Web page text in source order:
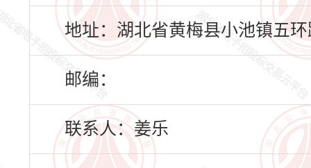
地址：湖北省黄梅县小池镇五环
邮编：
联系人：姜乐